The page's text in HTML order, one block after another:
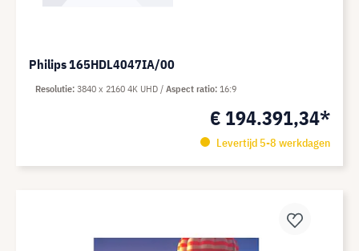
Philips 165HDL4047IA/00
€ 194.391,34*
Levertijd 5-8 werkdagen
Resolutie 3840 x 2160 4K UHD Aspect ratio 16:9